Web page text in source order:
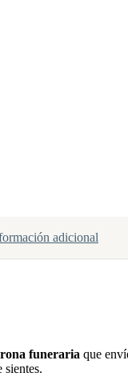
adicional
funeraria que
sientes.